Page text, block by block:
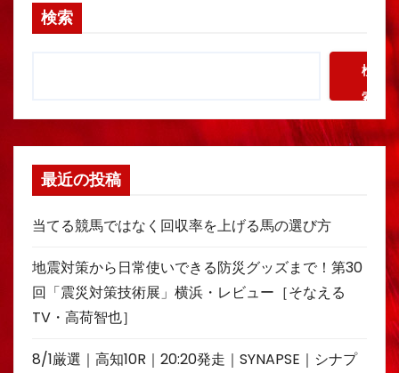
検索
検
索
最近の投稿
当てる競馬ではなく回収率を上げる馬の選び方
地震対策から日常使いできる防災グッズまで！第30
回「震災対策技術展」横浜・レビュー［そなえる
TV・高荷智也］
8/1厳選｜高知10R｜20:20発走｜SYNAPSE｜シナプ